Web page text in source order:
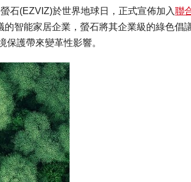
石(EZVIZ)於世界地球日，正式宣佈加入聯
智能家居企業，螢石將其企業級的綠色倡
護帶來變革性影響。